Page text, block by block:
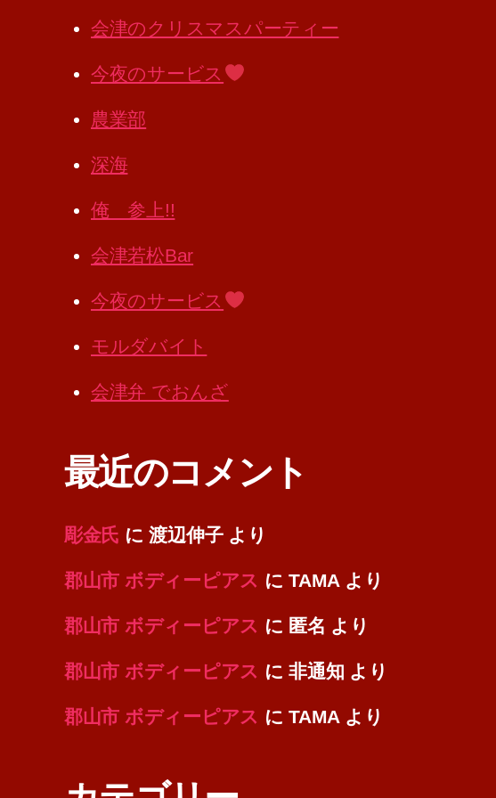
会津のクリスマスパーティー
今夜のサービス
農業部
深海
俺 参上!!
会津若松Bar
今夜のサービス
モルダバイト
会津弁 でおんざ
最近のコメント
彫金氏 に渡辺伸子より
郡山市 ボディーピアス にTAMA より
郡山市 ボディーピアス に 匿名 より
郡山市 ボディーピアス に非通知 より
郡山市 ボディーピアス にTAMA より